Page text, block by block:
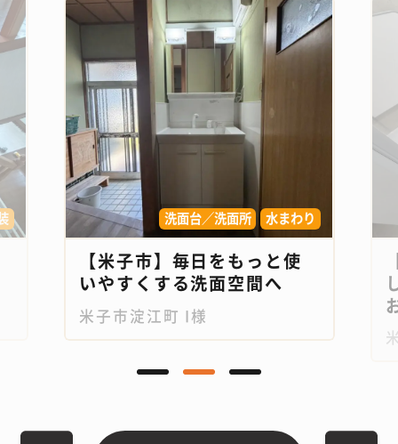
洗面台／洗面所 水まわり
【米子市】毎日をもっと使
いやすくする洗面空間へ
米子市淀江町 I様